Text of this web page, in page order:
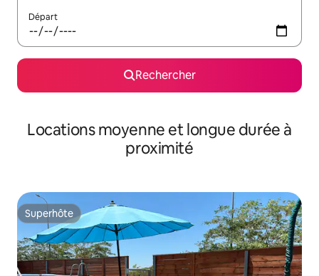
Départ
Rechercher
Locations moyenne et longue durée à
proximité
Superhôte
Superhôte